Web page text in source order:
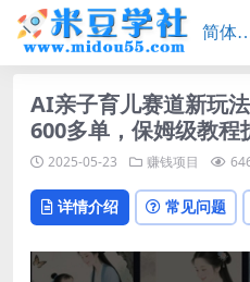
AI亲子育儿赛道新玩
600多单，保姆级教程
2025-05-23 赚钱项目
详情介绍 常见问题